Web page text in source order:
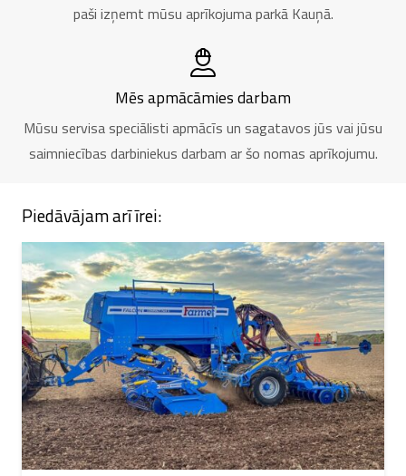
paši izņemt mūsu aprīkojuma parkā Kauņā.
Mēs apmācāmies darbam
Mūsu servisa speciālisti apmācīs un sagatavos jūs vai jūsu
saimniecības darbiniekus darbam ar šo nomas aprīkojumu.
Piedāvājam arī īrei: